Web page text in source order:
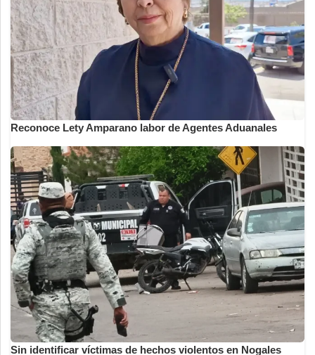
Reconoce Lety Amparano labor de Agentes Aduanales
Sin identificar víctimas de hechos violentos en Nogales